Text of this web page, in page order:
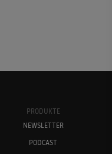
PRODUKTE
NEWSLETTER
PODCAST